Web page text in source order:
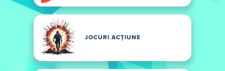
JOCURI ACȚIUNE